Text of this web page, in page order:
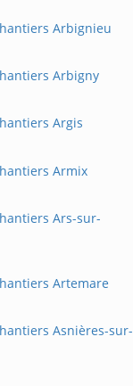
Arbignieu
Arbigny
Argis
Armix
Ars-sur-
Artemare
Asnières-sur-